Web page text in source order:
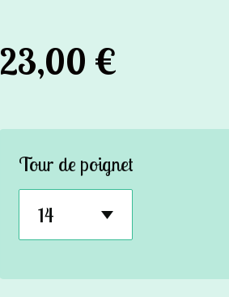
23,00 €
Tour de poignet